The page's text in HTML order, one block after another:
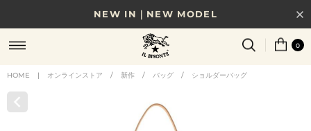
NEW IN｜NEW MODEL
8/17(月)10時まで｜税込11,000円以上で送料無料
贈る相手やシーンから選べる、新しいギフトガイド
0
HOME | オンラインストア / 新作 / バッグ / ショルダーバッグ